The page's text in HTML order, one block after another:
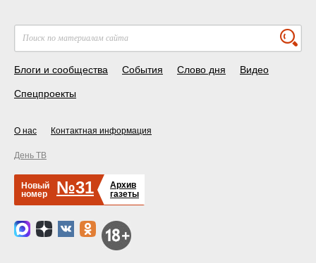
Блоги и сообщества События Слово дня Видео
Спецпроекты
О нас Контактная информация
День ТВ
Новый
номер
№31
Архив
газеты